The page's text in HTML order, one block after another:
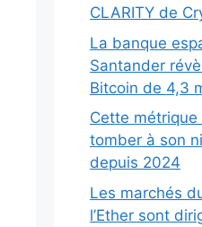
CLARITY de
La banque
Santander
Bitcoin de 4,3
Cette métrique
tomber à son
depuis 2024
Les marchés
l’Ether sont